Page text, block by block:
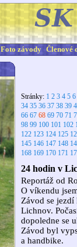
Foto závody Členové
Stránky: 1 2 3 4 5 6
34 35 36 37 38 39
66 67 68 69 70 71
98 99 100 101 102
122 123 124 125
145 146 147 148
168 169 170 171
24 hodin v
Reportáž od
O víkendu
Závod se
Lichnov.
dopoledne se
Závod byl
a handbike.